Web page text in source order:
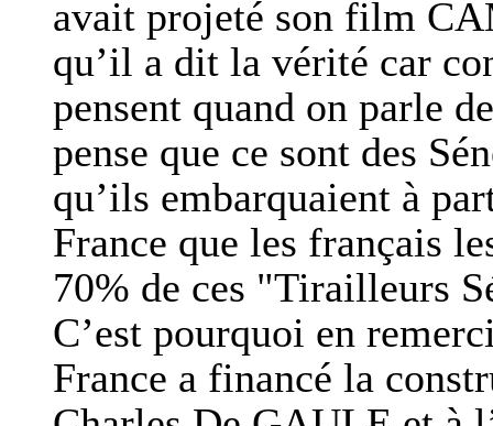
avait projeté son film
qu’il a dit la vérité car
pensent quand on parle
pense que ce sont des
qu’ils embarquaient à
France que les français
70% de ces "Tirailleurs
C’est pourquoi en
France a financé la